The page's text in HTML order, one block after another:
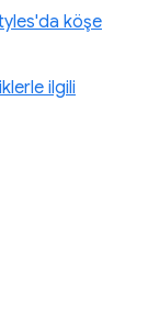
köşe
ilgili